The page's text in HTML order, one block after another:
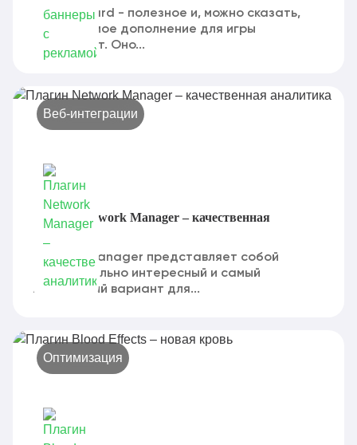
BannerBoard - полезное и, можно сказать,
незаменимое дополнение для игры
Майнкрафт. Оно...
Веб-интеграции
Плагин Network Manager – качественная
аналитика
Network Manager представляет собой
действительно интересный и самый
практичный вариант для...
Оптимизация